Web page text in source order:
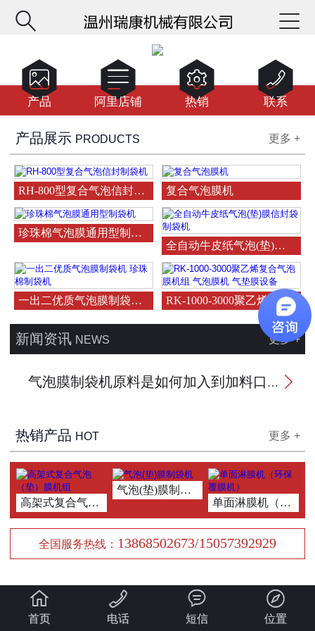



产品 
阿里店铺 
热销 
联系
产品展示 PRODUCTS 更多 +
RH-800型复合气泡信封制袋机复合气泡膜机
珍珠棉气泡膜通用型制袋机
全自动牛皮纸气泡(垫)膜信封
一出二优质气泡膜制袋机 珍珠棉制袋机RK-1000-3000聚乙烯复合气
新闻资讯 NEWS 更多 +

气泡膜制袋机原料是如何加入到加料口的
热销产品 HOT 更多 +
高架式复合气泡（垫）膜机组
气泡(垫)膜制袋机
单面淋膜机（环保
全国服务热线： 13868502673/15057392929

首页

电话

短信

位置